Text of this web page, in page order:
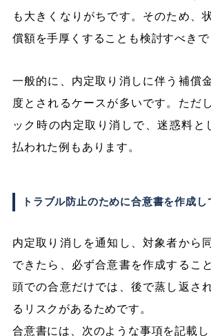
も大きくなりがちです。そのため、
償額を手厚くすることも検討すべきで
一般的に、内定取り消しに伴う補償
度とされるケースが多いです。ただ
ック時の内定取り消しで、迷惑料と
払われた例もあります。
トラブル防止のために合意書を作成し
内定取り消しを通知し、対象者から
できたら、必ず合意書を作成するこ
頭での合意だけでは、後で蒸し返さ
るリスクがあるためです。
合意書には、次のような事項を記載し